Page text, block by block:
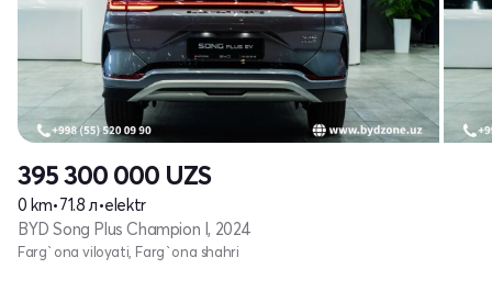
395 300 000 UZS
0 km•71.8 л•elektr
BYD Song Plus Champion I, 2024
Farg`ona viloyati, Farg`ona shahri